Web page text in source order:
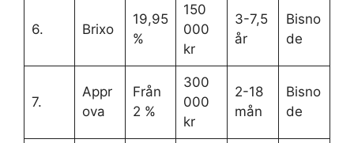
6. Brixo
19,95
%
150
000
kr
3-7,5
år
Bisno
de
7.
Appr
ova
Från
2 %
300
000
kr
2-18
mån
Bisno
de